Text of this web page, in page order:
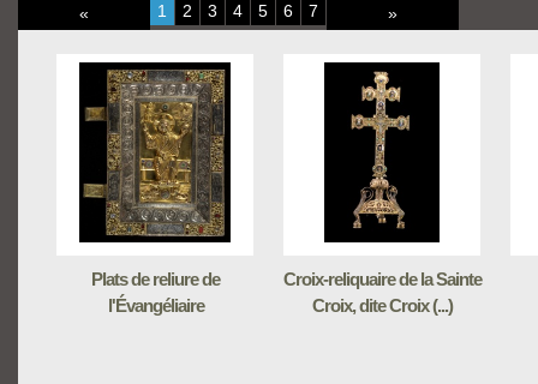
« 1 2 3 4 5 6 7 »
Plats de reliure de
l'Évangéliaire
Croix-reliquaire de la Sainte
Croix, dite Croix (...)